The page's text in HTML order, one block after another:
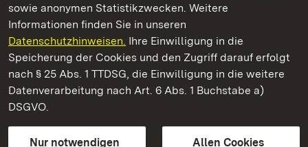
sowie anonymen Statistikzwecken. Weitere
Informationen finden Sie in unseren
Datenschutzhinweisen. Ihre Einwilligung in die
Speicherung der Cookies und den Zugriff darauf erfolgt
nach § 25 Abs. 1 TTDSG, die Einwilligung in die weitere
Datenverarbeitung nach Art. 6 Abs. 1 Buchstabe a)
DSGVO.
Nur notwendigen
Allen Cookies
Staatliche Schlösser und Gärten Baden‑Württemberg
Staatliche Schlösser und Gärten Baden-Württemberg
Kontakt
GebärdenspracheLeichte Sprache
Erklärung zur Barrierefreiheit